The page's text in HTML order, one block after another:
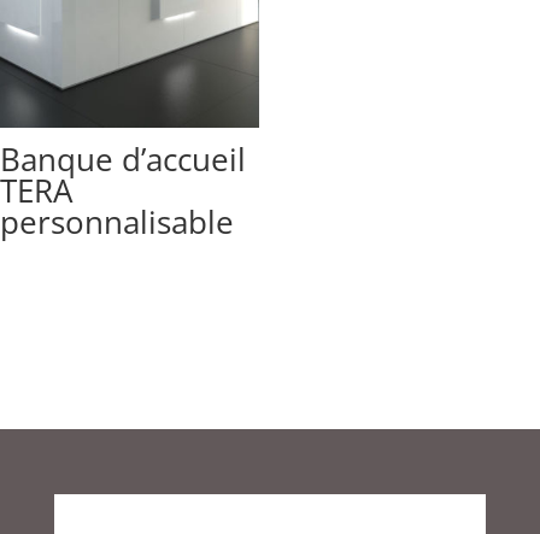
Banque d’accueil
TERA
personnalisable